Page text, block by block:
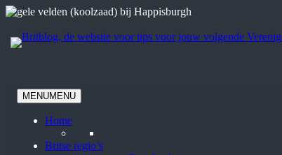
Ga
de
inhoud
MENUMENU
Home
Britse regio’s